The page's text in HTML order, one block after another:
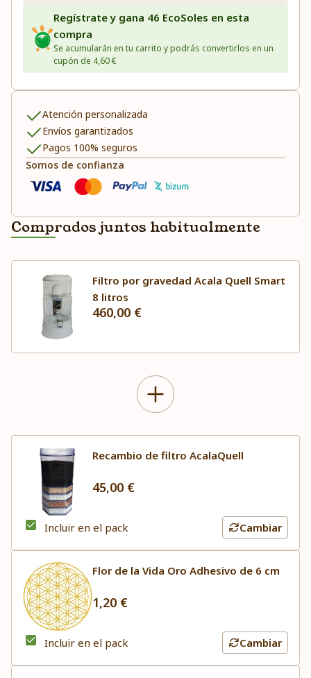
Regístrate y gana 46 EcoSoles en esta
compra
Se acumularán en tu carrito y podrás convertirlos en un
cupón de 4,60 €
Atención personalizada
Envíos garantizados
Pagos 100% seguros
Somos de confianza
Comprados juntos habitualmente
Filtro por gravedad Acala Quell Smart
8 litros
460,00 €
Recambio de filtro AcalaQuell
45,00 €
Incluir en el pack Cambiar
Flor de la Vida Oro Adhesivo de 6 cm
1,20 €
Incluir en el pack Cambiar